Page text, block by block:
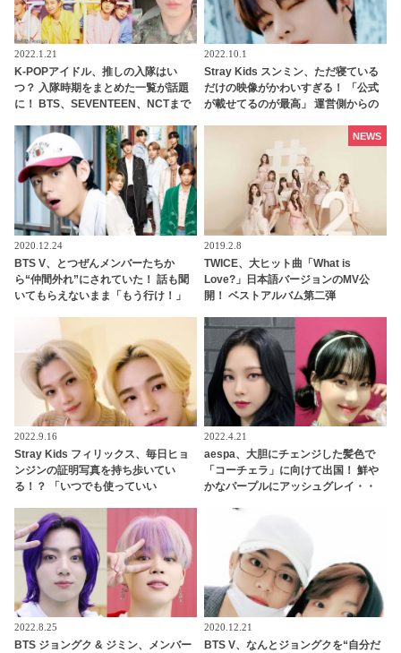
2022.1.21
K-POPアイドル、推しの入隊はい
つ？ 入隊時期をまとめた一覧が話題
に！ BTS、SEVENTEEN、NCTまで
イドルも
2022.10.1
Stray Kids スンミン、ただ寝ている
だけの映像がかわいすぎる！ 「公式
が載せてるのが最高」 運営側からの
2020.12.24
BTS V、とつぜんメンバーたちか
ら“仲間外れ”にされていた！ 話も聞
いてもらえないまま「もう行け！」
のリアクションに爆笑
2019.2.8
TWICE、大ヒット曲「What is
Love?」日本語バージョンのMV公
開！ ベストアルバム第二弾
あり]
NEWS
2022.9.16
Stray Kids フィリックス、毎日ヒョ
ンジンの証明写真を持ち歩いてい
る！？ 「いつでも使っていい
ドがかわいらしい
2022.4.21
aespa、大胆にチェンジした髪色で
「コーチェラ」に向けて出国！ 鮮や
かなパープルにアッシュグレイ・・
2022.8.25
BTS ジョングク & ジミン、メンバー
2020.12.21
BTS V、なんとジョングクを“自分だ